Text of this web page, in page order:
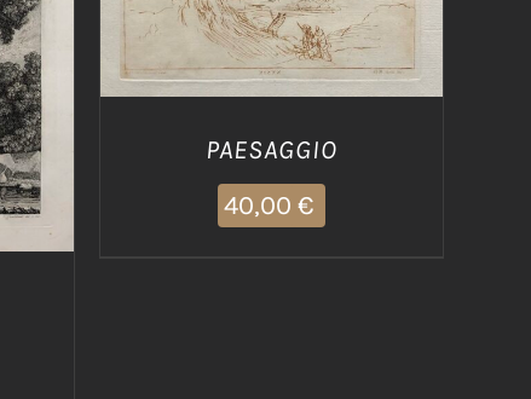
/
PAESAGGIO
40,00 €